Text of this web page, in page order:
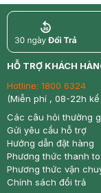
return
HỖ TRỢ KHÁCH
Hotline: 1800 6324
(Miễn phí , 08-22h kể
Các câu hỏi thường
Gửi yêu cầu hỗ trợ
Hướng dẫn đặt hàng
Phương thức thanh
Phương thức vận
Chính sách đổi trả